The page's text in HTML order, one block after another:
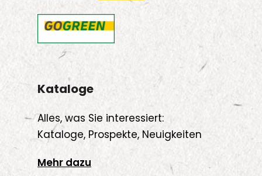
Kataloge
Alles, was Sie interessiert:
Kataloge, Prospekte, Neuigkeiten
Mehr dazu